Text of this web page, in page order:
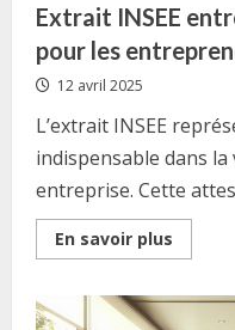
Extrait INSEE
pour les
12 avril 2025
L’extrait INSEE
indispensable dans la
entreprise. Cette
En savoir plus
more
INSEE